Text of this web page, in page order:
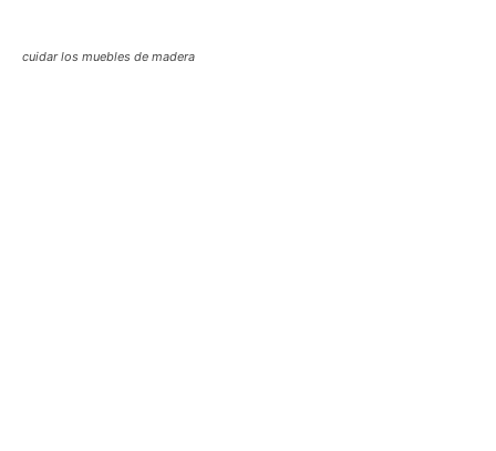
cuidar los muebles de madera